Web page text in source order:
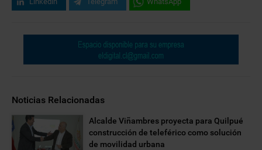
Noticias Relacionadas
Alcalde Viñambres proyecta para Quilpué
construcción de teleférico como solución
de movilidad urbana